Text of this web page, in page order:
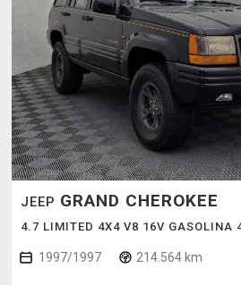
JEEP GRAND CHEROKEE
4.7 LIMITED 4X4 V8 16V GASOLINA
1997/1997 214.564 km